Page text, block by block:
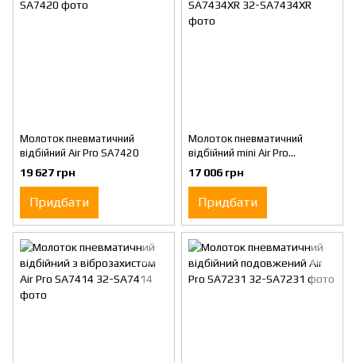
Молоток пневматичний
відбійний Air Pro SA7420
19 627 грн
Придбати
Молоток пневматичний
відбійний mini Air Pro
SA7434XR
17 006 грн
Придбати